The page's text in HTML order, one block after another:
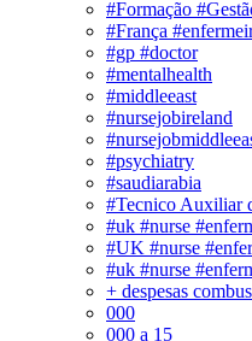
#Formação
#França
#gp #doctor
#mentalhealth
#middleeast
#nursejobireland
#psychiatry
#saudiarabia
#Tecnico Auxiliar
#uk #nurse
#UK #nurse
#uk #nurse
+ despesas
000
000 a 15